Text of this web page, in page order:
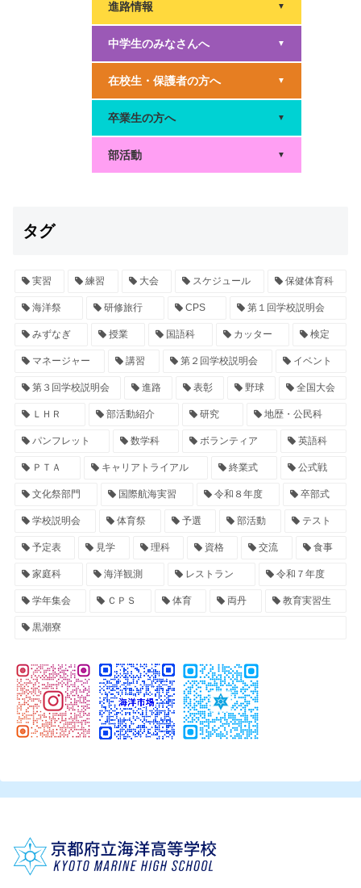
進路情報 ▼
中学生のみなさんへ ▼
在校生・保護者の方へ ▼
卒業生の方へ ▼
部活動 ▼
タグ
実習 練習 大会 スケジュール 保健体育科
海洋祭 研修旅行 CPS 第１回学校説明会
みずなぎ 授業 国語科 カッター 検定
マネージャー 講習 第２回学校説明会 イベント
第３回学校説明会 進路 表彰 野球 全国大会
ＬＨＲ 部活動紹介 研究 地歴・公民科
パンフレット 数学科 ボランティア 英語科
ＰＴＡ キャリアトライアル 終業式 公式戦
文化祭部門 国際航海実習 令和８年度 卒部式
学校説明会 体育祭 予選 部活動 テスト
予定表 見学 理科 資格 交流 食事
家庭科 海洋観測 レストラン 令和７年度
学年集会 ＣＰＳ 体育 両丹 教育実習生
黒潮寮